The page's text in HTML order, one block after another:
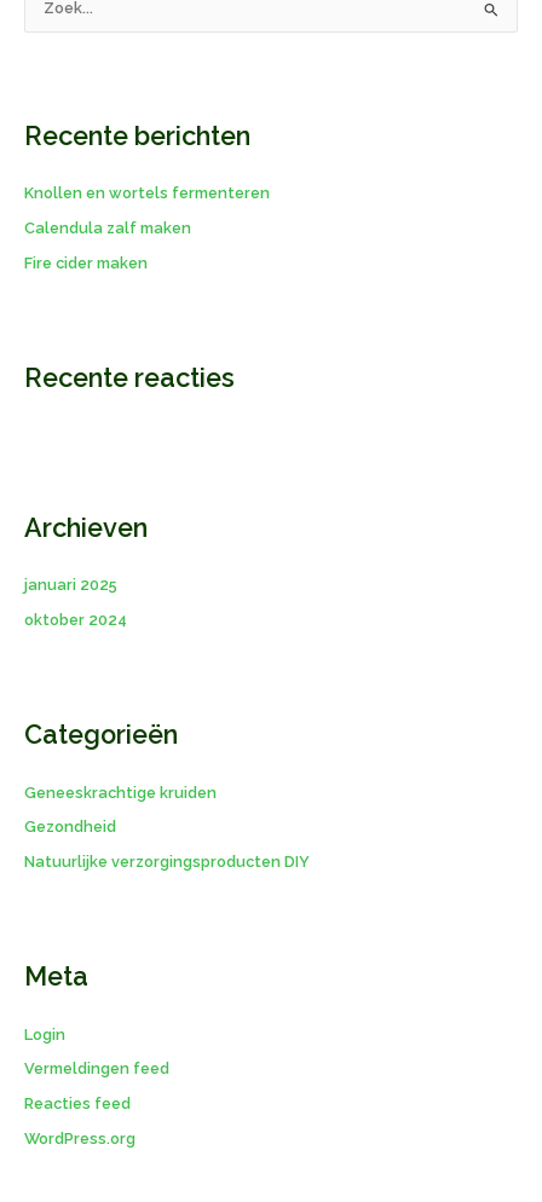
n
a
r
:
Recente berichten
Knollen en wortels fermenteren
Calendula zalf maken
Fire cider maken
Recente reacties
Archieven
januari 2025
oktober 2024
Categorieën
Geneeskrachtige kruiden
Gezondheid
Natuurlijke verzorgingsproducten DIY
Meta
Login
Vermeldingen feed
Reacties feed
WordPress.org